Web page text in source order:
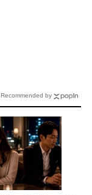
Recommended by